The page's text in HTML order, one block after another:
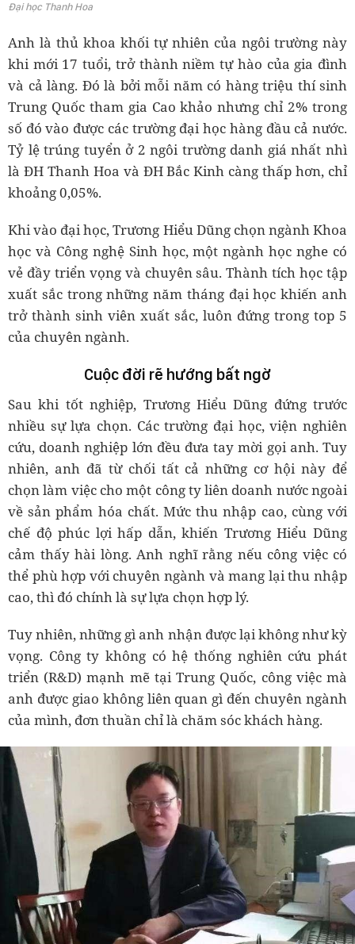
Đại học Thanh Hoa
Anh là thủ khoa khối tự nhiên của ngôi trường này
khi mới 17 tuổi, trở thành niềm tự hào của gia đình
và cả làng. Đó là bởi mỗi năm có hàng triệu thí sinh
Trung Quốc tham gia Cao khảo nhưng chỉ 2% trong
số đó vào được các trường đại học hàng đầu cả nước.
Tỷ lệ trúng tuyển ở 2 ngôi trường danh giá nhất nhì
là ĐH Thanh Hoa và ĐH Bắc Kinh càng thấp hơn, chỉ
khoảng 0,05%.
Khi vào đại học, Trương Hiểu Dũng chọn ngành Khoa
học và Công nghệ Sinh học, một ngành học nghe có
vẻ đầy triển vọng và chuyên sâu. Thành tích học tập
xuất sắc trong những năm tháng đại học khiến anh
trở thành sinh viên xuất sắc, luôn đứng trong top 5
của chuyên ngành.
Cuộc đời rẽ hướng bất ngờ
Sau khi tốt nghiệp, Trương Hiểu Dũng đứng trước
nhiều sự lựa chọn. Các trường đại học, viện nghiên
cứu, doanh nghiệp lớn đều đưa tay mời gọi anh. Tuy
nhiên, anh đã từ chối tất cả những cơ hội này để
chọn làm việc cho một công ty liên doanh nước ngoài
về sản phẩm hóa chất. Mức thu nhập cao, cùng với
chế độ phúc lợi hấp dẫn, khiến Trương Hiểu Dũng
cảm thấy hài lòng. Anh nghĩ rằng nếu công việc có
thể phù hợp với chuyên ngành và mang lại thu nhập
cao, thì đó chính là sự lựa chọn hợp lý.
Tuy nhiên, những gì anh nhận được lại không như kỳ
vọng. Công ty không có hệ thống nghiên cứu phát
triển (R&D) mạnh mẽ tại Trung Quốc, công việc mà
anh được giao không liên quan gì đến chuyên ngành
của mình, đơn thuần chỉ là chăm sóc khách hàng.